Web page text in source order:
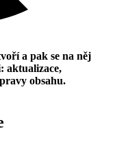
a pak se na něj
aktualizace,
obsahu.